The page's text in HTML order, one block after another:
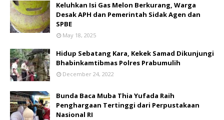
Keluhkan Isi Gas Melon Berkurang, Warga
Desak APH dan Pemerintah Sidak Agen dan
SPBE
May 18, 2025
Hidup Sebatang Kara, Kekek Samad Dikunjungi
Bhabinkamtibmas Polres Prabumulih
December 24, 2022
Bunda Baca Muba Thia Yufada Raih
Penghargaan Tertinggi dari Perpustakaan
Nasional RI